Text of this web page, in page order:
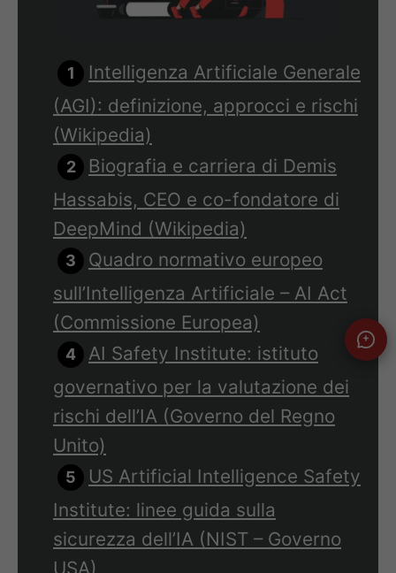
Intelligenza Artificiale Generale
(AGI): definizione, approcci e rischi
(Wikipedia)
Biografia e carriera di Demis
Hassabis, CEO e co-fondatore di
DeepMind (Wikipedia)
Quadro normativo europeo
sull’Intelligenza Artificiale – AI Act
(Commissione Europea)
AI Safety Institute: istituto
governativo per la valutazione dei
rischi dell’IA (Governo del Regno
Unito)
US Artificial Intelligence Safety
Institute: linee guida sulla
sicurezza dell’IA (NIST – Governo
USA)